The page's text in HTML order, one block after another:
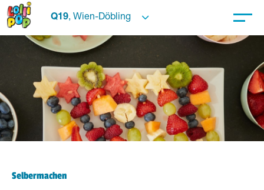
Q19, Wien-Döbling
Selbermachen